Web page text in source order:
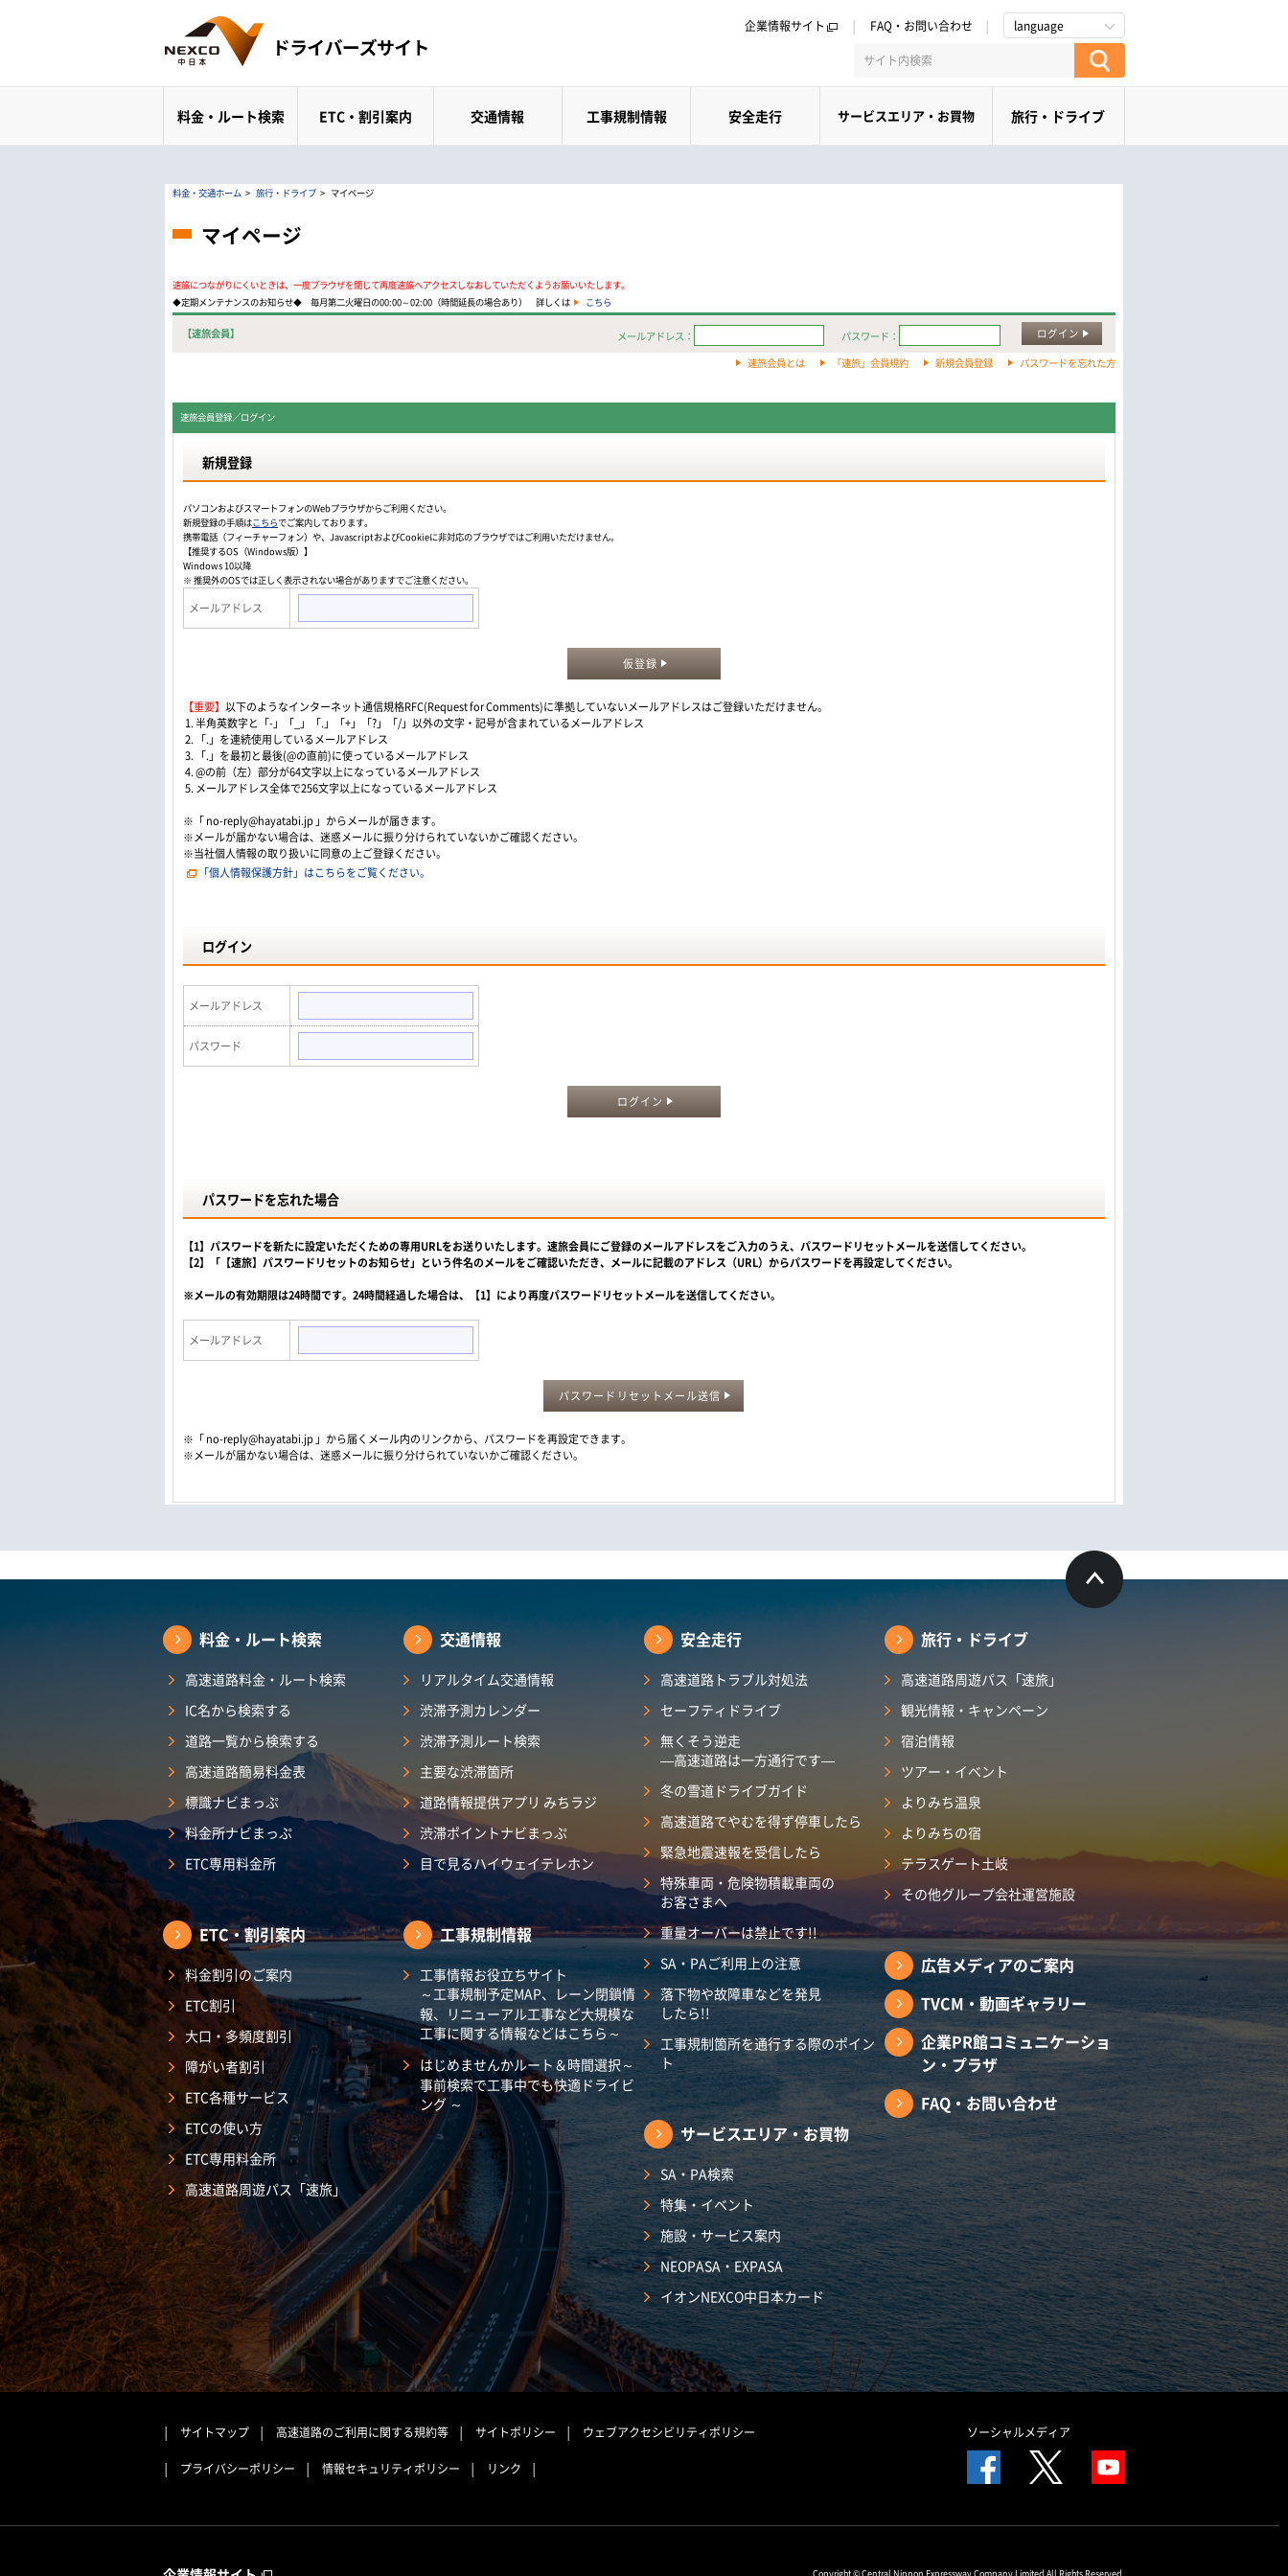
企業情報サイト FAQ・お問い合わせ language
料金・ルート検索 ETC・割引案内 交通情報 工事規制情報 安全走行 サービスエリア・お買物 旅行・ドライブ
料金・交通ホーム > 旅行・ドライブ > マイページ
マイページ
速旅につながりにくいときは、一度ブラウザを閉じて再度速旅へアクセスしなおしていただくようお願いいたします。
◆定期メンテナンスのお知らせ◆ 毎月第二火曜日の00:00～02:00（時間延長の場合あり） 詳しくは
こちら
【速旅会員】 メールアドレス： パスワード： ログイン
速旅会員とは 「速旅」会員規約 新規会員登録 パスワードを忘れた方
速旅会員登録／ログイン
新規登録
パソコンおよびスマートフォンのWebプラウザからご利用ください。
新規登録の手順はこちらでご案内しております。
携帯電話（フィーチャーフォン）や、JavascriptおよびCookieに非対応のブラウザではご利用いただけません。
【推奨するOS（Windows版）】
Windows 10以降
※ 推奨外のOSでは正しく表示されない場合がありますでご注意ください。
メールアドレス
仮登録
【重要】 以下のようなインターネット通信規格RFC(Request for Comments)に準拠していないメールアドレスはご登録いただけません。
1. 半角英数字と「-」「_」「.」「+」「?」「/」以外の文字・記号が含まれているメールアドレス
2. 「.」を連続使用しているメールアドレス
3. 「.」を最初と最後(@の直前)に使っているメールアドレス
4. @の前（左）部分が64文字以上になっているメールアドレス
5. メールアドレス全体で256文字以上になっているメールアドレス
※「 no-reply@hayatabi.jp 」からメールが届きます。
※メールが届かない場合は、迷惑メールに振り分けられていないかご確認ください。
※当社個人情報の取り扱いに同意の上ご登録ください。
「個人情報保護方針」はこちらをご覧ください。
ログイン
メールアドレス
パスワード
ログイン
パスワードを忘れた場合
【1】パスワードを新たに設定いただくための専用URLをお送りいたします。速旅会員にご登録のメールアドレスをご入力のうえ、パスワードリセットメールを送信してください。
【2】「【速旅】パスワードリセットのお知らせ」という件名のメールをご確認いただき、メールに記載のアドレス（URL）からパスワードを再設定してください。
※メールの有効期限は24時間です。24時間経過した場合は、【1】により再度パスワードリセットメールを送信してください。
メールアドレス
パスワードリセットメール送信
※「 no-reply@hayatabi.jp 」から届くメール内のリンクから、パスワードを再設定できます。
※メールが届かない場合は、迷惑メールに振り分けられていないかご確認ください。
料金・ルート検索
高速道路料金・ルート検索
IC名から検索する
道路一覧から検索する
高速道路簡易料金表
標識ナビまっぷ
料金所ナビまっぷ
ETC専用料金所
ETC・割引案内
料金割引のご案内
ETC割引
大口・多頻度割引
障がい者割引
ETC各種サービス
ETCの使い方
ETC専用料金所
高速道路周遊パス「速旅」
交通情報
リアルタイム交通情報
渋滞予測カレンダー​
渋滞予測ルート検索
主要な渋滞箇所
道路情報提供アプリ みちラジ
渋滞ポイントナビまっぷ
目で見るハイウェイテレホン
工事規制情報
工事情報お役立ちサイト
～工事規制予定MAP、レーン閉鎖情
報、リニューアル工事など大規模な
工事に関する情報などはこちら～
はじめませんかルート＆時間選択～
事前検索で工事中でも快適ドライビ
ング ～
安全走行
高速道路トラブル対処法
セーフティドライブ
無くそう逆走
―高速道路は一方通行です―
冬の雪道ドライブガイド
高速道路でやむを得ず停車したら
緊急地震速報を受信したら
特殊車両・危険物積載車両の
お客さまへ
重量オーバーは禁止です!!
SA・PAご利用上の注意
落下物や故障車などを発見
したら!!
工事規制箇所を通行する際のポイン
ト
サービスエリア・お買物
SA・PA検索
特集・イベント
施設・サービス案内
NEOPASA・EXPASA
イオンNEXCO中日本カード
旅行・ドライブ
高速道路周遊パス「速旅」
観光情報・キャンペーン
宿泊情報
ツアー・イベント
よりみち温泉
よりみちの宿
テラスゲート土岐
その他グループ会社運営施設
広告メディアのご案内
TVCM・動画ギャラリー
企業PR館コミュニケーショ
ン・プラザ
FAQ・お問い合わせ
サイトマップ 高速道路のご利用に関する規約等 サイトポリシー ウェブアクセシビリティポリシー
プライバシーポリシー 情報セキュリティポリシー リンク
ソーシャルメディア